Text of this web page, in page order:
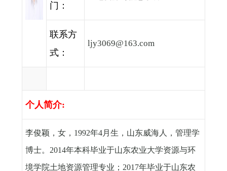
门：
联系方
式：
ljy3069@163.com
个人简介:
李俊颖，女， 1992年4月生，山东威海人，管理学
博士。 2014年本科毕业于山东农业大学资源与环
境学院土地资源管理专业； 2017年毕业于山东农